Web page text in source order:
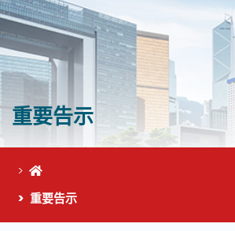
重要告示
首页
重要告示